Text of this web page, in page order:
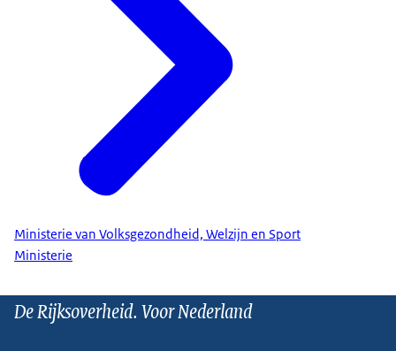
Ministerie van Volksgezondheid, Welzijn en Sport
Ministerie
De Rijksoverheid. Voor Nederland